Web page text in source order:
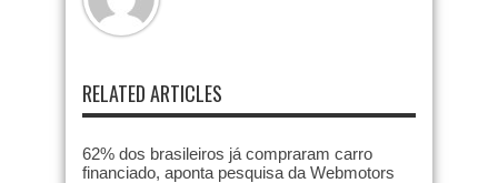
RELATED ARTICLES
62% dos brasileiros já compraram carro
financiado, aponta pesquisa da Webmotors